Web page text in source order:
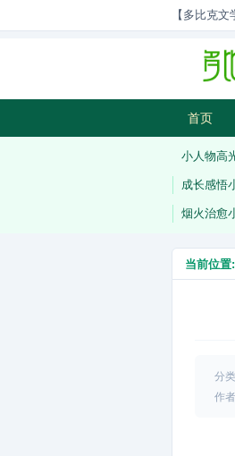
【多比克
首页
古风小
小人物高
成长感悟
烟火治愈
当前位置:
分
作